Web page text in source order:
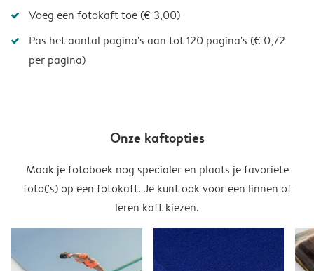
Voeg een fotokaft toe (€ 3,00)
Pas het aantal pagina's aan tot 120 pagina's (€ 0,72
per pagina)
Onze kaftopties
Maak je fotoboek nog specialer en plaats je favoriete
foto('s) op een fotokaft. Je kunt ook voor een linnen of
leren kaft kiezen.